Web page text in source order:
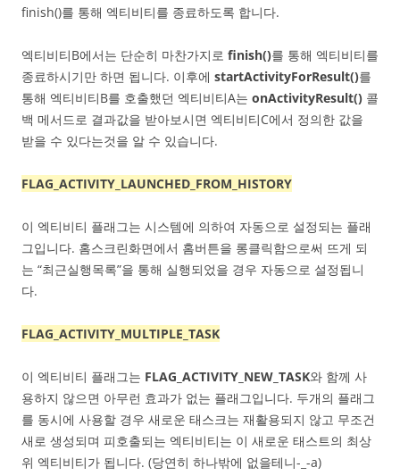
finish()를 통해 엑티비티를 종료하도록 합니다.
엑티비티B에서는 단순히 마찬가지로 finish()를 통해 엑티비티를
종료하시기만 하면 됩니다. 이후에 startActivityForResult()를
통해 엑티비티B를 호출했던 엑티비티A는 onActivityResult() 콜
백 메서드로 결과값을 받아보시면 엑티비티C에서 정의한 값을
받을 수 있다는것을 알 수 있습니다.
FLAG_ACTIVITY_LAUNCHED_FROM_HISTORY
이 엑티비티 플래그는 시스템에 의하여 자동으로 설정되는 플래
그입니다. 홈스크린화면에서 홈버튼을 롱클릭함으로써 뜨게 되
는 “최근실행목록”을 통해 실행되었을 경우 자동으로 설정됩니
다.
FLAG_ACTIVITY_MULTIPLE_TASK
이 엑티비티 플래그는 FLAG_ACTIVITY_NEW_TASK와 함께 사
용하지 않으면 아무런 효과가 없는 플래그입니다. 두개의 플래그
를 동시에 사용할 경우 새로운 태스크는 재활용되지 않고 무조건
새로 생성되며 피호출되는 엑티비티는 이 새로운 태스트의 최상
위 엑티비티가 됩니다. (당연히 하나밖에 없을테니-_-a)